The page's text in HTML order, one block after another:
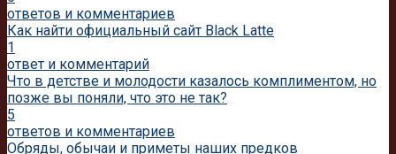
ответов и комментариев
Как найти официальный сайт Black Latte
1
ответ и комментарий
Что в детстве и молодости казалось комплиментом, но
позже вы поняли, что это не так?
5
ответов и комментариев
Обряды, обычаи и приметы наших предков